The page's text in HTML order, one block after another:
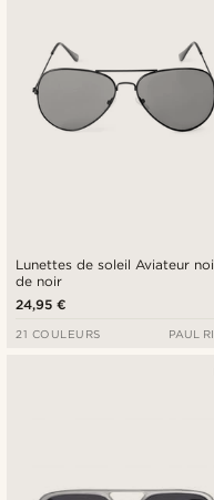
Lunettes de soleil Aviateur
de noir
24,95 €
21 COULEURS PAUL